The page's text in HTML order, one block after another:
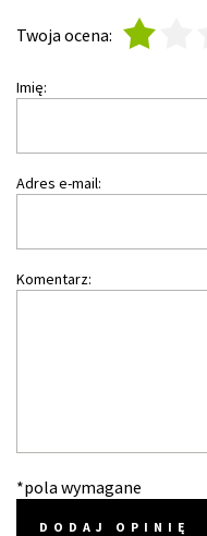
Twoja ocena:
Imię:
Adres e-mail:
Komentarz:
*pola wymagane
DODAJ OPINIĘ